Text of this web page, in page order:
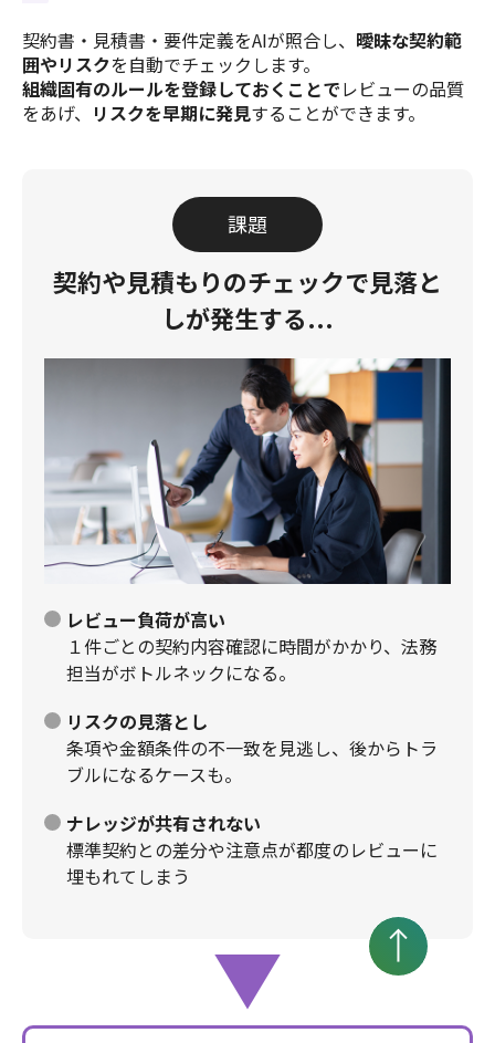
契約書・見積書・要件定義をAIが照合し、 曖昧な契約範
囲やリスクを自動でチェックします。
組織固有のルールを登録しておくことでレビューの品質
をあげ、 リスクを早期に発見することができます。
課題
契約や見積もりのチェックで見落と
しが発生する...
レビュー負荷が高い
１件ごとの契約内容確認に時間がかかり、法務
担当がボトルネックになる。
リスクの見落とし
条項や金額条件の不一致を見逃し、後からトラ
ブルになるケースも。
ナレッジが共有されない
標準契約との差分や注意点が都度のレビューに
埋もれてしまう